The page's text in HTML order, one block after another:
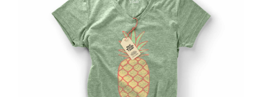
Rated
4.00out of
5
DETAILS